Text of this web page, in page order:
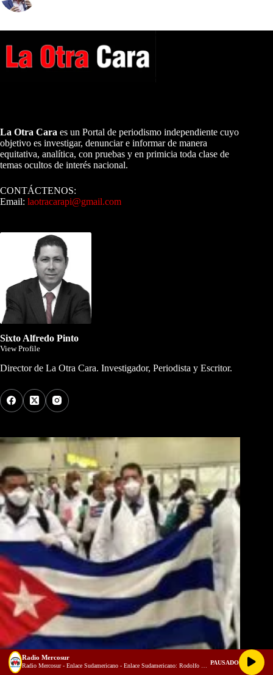
La Otra Cara es un Portal de periodismo independiente cuyo
objetivo es investigar, denunciar e informar de manera
equitativa, analítica, con pruebas y en primicia toda clase de
temas ocultos de interés nacional.
CONTÁCTENOS:
Email: laotracarapi@gmail.com
Sixto Alfredo Pinto
View Profile
Director de La Otra Cara. Investigador, Periodista y Escritor.
Radio Mercosur
PAUSADO